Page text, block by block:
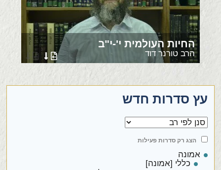
החיות העולמית י'-י"ב
הרב טורנר דוד
עץ סדרות חדש
הצג רק סדרות פעילות
אמונה
כללי [אמונה]